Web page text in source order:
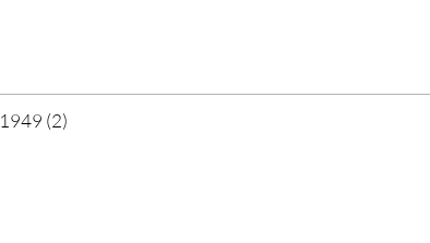
1949 (2)